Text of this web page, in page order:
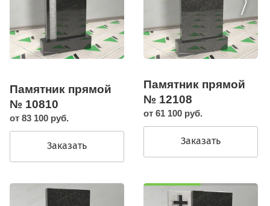
Памятник прямой
№ 10810
от 83 100 руб.
Заказать
Памятник прямой
№ 12108
от 61 100 руб.
Заказать